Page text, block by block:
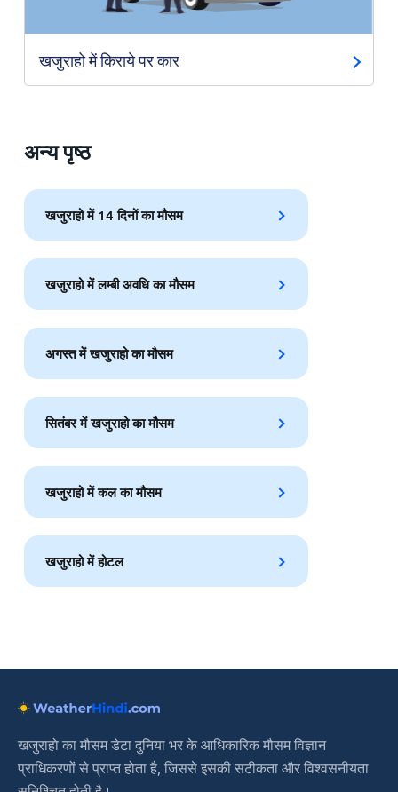
खजुराहो में किराये पर कार
अन्य पृष्ठ
खजुराहो में 14 दिनों का मौसम
खजुराहो में लम्बी अवधि का मौसम
अगस्त में खजुराहो का मौसम
सितंबर में खजुराहो का मौसम
खजुराहो में कल का मौसम
खजुराहो में होटल
खजुराहो का मौसम डेटा दुनिया भर के आधिकारिक मौसम विज्ञान
प्राधिकरणों से प्राप्त होता है, जिससे इसकी सटीकता और विश्वसनीयता